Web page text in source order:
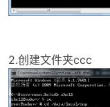
cn
2.创建文件夹ccc